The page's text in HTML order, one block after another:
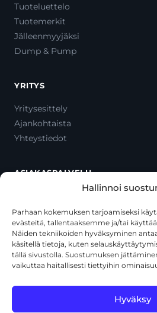
Hallinnoi
Parhaan kokemuksen tarjoamiseksi
evästeitä, tallentaaksemme ja/tai
Näiden tekniikoiden hyväksyminen
käsitellä tietoja, kuten
tällä sivustolla. Suostumuksen
vaikuttaa haitallisesti tiettyihin
Hyväksy
Tuoteluettelo
Tuotemerkit
Jälleenmyyjäksi
Dump & Pump
YRITYS
Yritysesittely
Ajankohtaista
Yhteystiedot
ASIAKASPALVELU
Oma tili
Maksutavat
Toimitustavat
Usein kysytyt kysymykset
+358 44 270 3795
asiakaspalvelu@toolcat.fi